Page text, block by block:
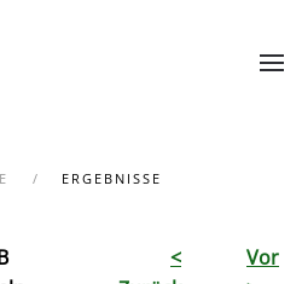
ERGEBNISSE
<
Vor